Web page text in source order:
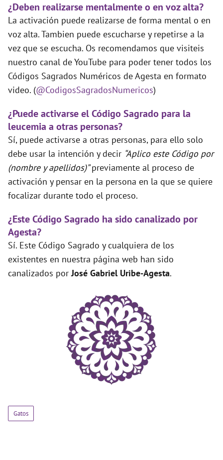
¿Deben realizarse mentalmente o en voz alta?
La activación puede realizarse de forma mental o en
voz alta. Tambien puede escucharse y repetirse a la
vez que se escucha. Os recomendamos que visiteis
nuestro canal de YouTube para poder tener todos los
Códigos Sagrados Numéricos de Agesta en formato
video. (@CodigosSagradosNumericos)
¿Puede activarse el Código Sagrado para la
leucemia a otras personas?
Sí, puede activarse a otras personas, para ello solo
debe usar la intención y decir “Aplico este Código por
(nombre y apellidos)”previamente al proceso de
activación y pensar en la persona en la que se quiere
focalizar durante todo el proceso.
¿Este Código Sagrado ha sido canalizado por
Agesta?
Sí. Este Código Sagrado y cualquiera de los
existentes en nuestra página web han sido
canalizados porJosé Gabriel Uribe-Agesta.
Gatos